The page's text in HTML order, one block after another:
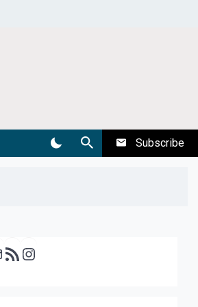
Subscribe
E-mail RSS feed